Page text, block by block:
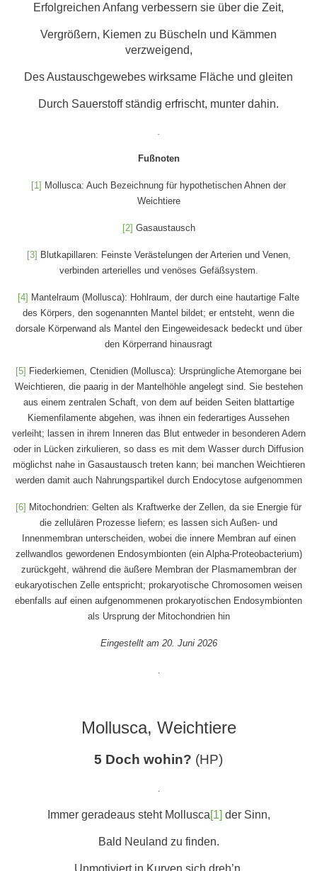
Erfolgreichen Anfang verbessern sie über die Zeit,
Vergrößern, Kiemen zu Büscheln und Kämmen
verzweigend,
Des Austauschgewebes wirksame Fläche und gleiten
Durch Sauerstoff ständig erfrischt, munter dahin.
Fußnoten
[1] Mollusca: Auch Bezeichnung für hypothetischen Ahnen der
Weichtiere
[2] Gasaustausch
[3] Blutkapillaren: Feinste Verästelungen der Arterien und Venen,
verbinden arterielles und venöses Gefäßsystem.
[4] Mantelraum (Mollusca): Hohlraum, der durch eine hautartige Falte
des Körpers, den sogenannten Mantel bildet; er entsteht, wenn die
dorsale Körperwand als Mantel den Eingeweidesack bedeckt und über
den Körperrand hinausragt
[5] Fiederkiemen, Ctenidien (Mollusca): Ursprüngliche Atemorgane bei
Weichtieren, die paarig in der Mantelhöhle angelegt sind. Sie bestehen
aus einem zentralen Schaft, von dem auf beiden Seiten blattartige
Kiemenfilamente abgehen, was ihnen ein federartiges Aussehen
verleiht; lassen in ihrem Inneren das Blut entweder in besonderen Adern
oder in Lücken zirkulieren, so dass es mit dem Wasser durch Diffusion
möglichst nahe in Gasaustausch treten kann; bei manchen Weichtieren
werden damit auch Nahrungspartikel durch Endocytose aufgenommen
[6] Mitochondrien: Gelten als Kraftwerke der Zellen, da sie Energie für
die zellulären Prozesse liefern; es lassen sich Außen- und
Innenmembran unterscheiden, wobei die innere Membran auf einen
zellwandlos gewordenen Endosymbionten (ein Alpha-Proteobacterium)
zurückgeht, während die äußere Membran der Plasmamembran der
eukaryotischen Zelle entspricht; prokaryotische Chromosomen weisen
ebenfalls auf einen aufgenommenen prokaryotischen Endosymbionten
als Ursprung der Mitochondrien hin
Eingestellt am 20. Juni 2026
Mollusca, Weichtiere
5 Doch wohin? (HP)
Immer geradeaus steht Mollusca[1] der Sinn,
Bald Neuland zu finden.
Unmotiviert in Kurven sich dreh’n,